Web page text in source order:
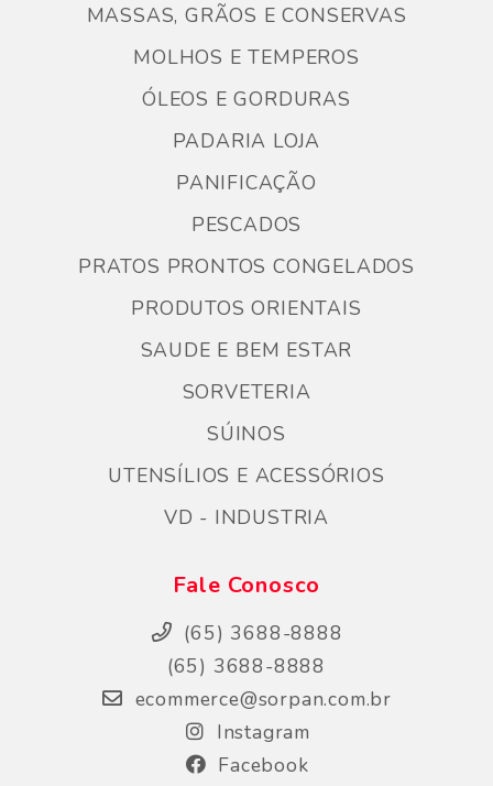
MASSAS, GRÃOS E CONSERVAS
MOLHOS E TEMPEROS
ÓLEOS E GORDURAS
PADARIA LOJA
PANIFICAÇÃO
PESCADOS
PRATOS PRONTOS CONGELADOS
PRODUTOS ORIENTAIS
SAUDE E BEM ESTAR
SORVETERIA
SÚINOS
UTENSÍLIOS E ACESSÓRIOS
VD - INDUSTRIA
Fale Conosco
(65) 3688-8888
(65) 3688-8888
ecommerce@sorpan.com.br
Instagram
Facebook